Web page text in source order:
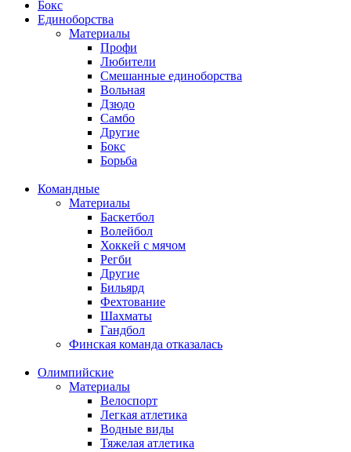
Бокс
Единоборства
Материалы
Профи
Любители
Смешанные единоборства
Вольная
Дзюдо
Самбо
Другие
Бокс
Борьба
Командные
Материалы
Баскетбол
Волейбол
Хоккей с мячом
Регби
Другие
Бильярд
Фехтование
Шахматы
Гандбол
Финская команда отказалась
Олимпийские
Материалы
Велоспорт
Легкая атлетика
Водные виды
Тяжелая атлетика